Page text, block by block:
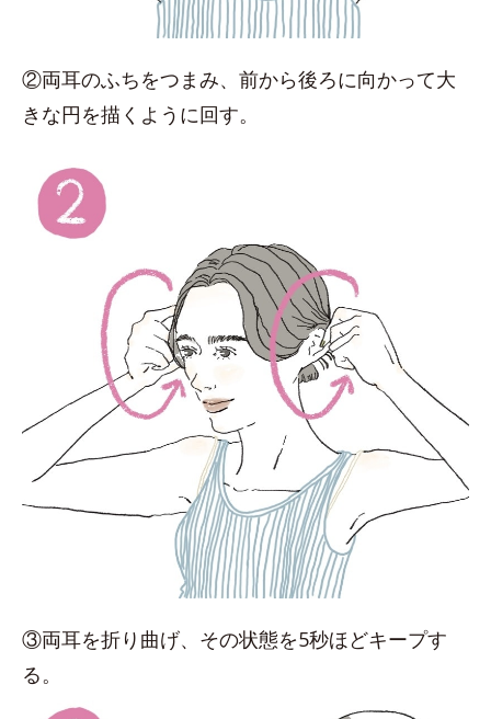
②両耳のふちをつまみ、前から後ろに向かって大
きな円を描くように回す。
③両耳を折り曲げ、その状態を5秒ほどキープす
る。